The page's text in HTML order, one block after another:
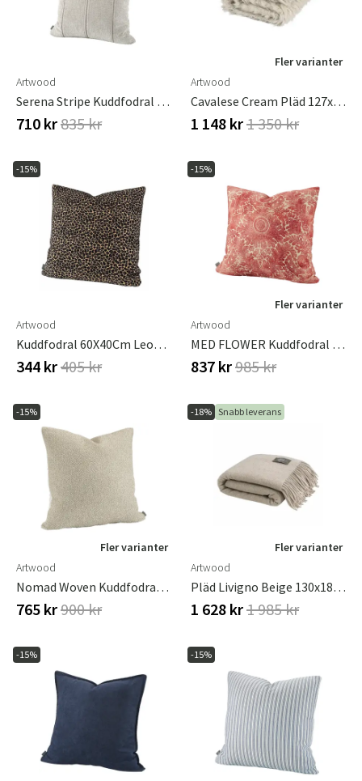
Artwood
Serena Stripe Kuddfodral 50x50 Cm-Oyster
710 kr835 kr
Fler varianter
Artwood
Cavalese Cream Pläd 127x150 Cm
1 148 kr1 350 kr
-15%
Artwood
Kuddfodral 60X40Cm Leopard
344 kr405 kr
-15%
Fler varianter
Artwood
MED FLOWER Kuddfodral - 50x50-Rose
837 kr985 kr
-15%
Fler varianter
Artwood
Nomad Woven Kuddfodral Linen 50x50 Cm
765 kr900 kr
-18% Snabb leverans
Fler varianter
Artwood
Pläd Livigno Beige 130x180 Cm
1 628 kr1 985 kr
-15% -15%